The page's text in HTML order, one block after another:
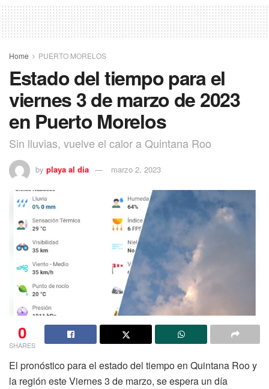
Home PUERTO MORELOS
Estado del tiempo para el
viernes 3 de marzo de 2023
en Puerto Morelos
Sin lluvias, vuelve el calor a Quintana Roo
by playa al dia marzo 2, 2023
0
SHARES
El pronóstico para el estado del tiempo en Quintana Roo y
la región este Viernes 3 de marzo, se espera un día